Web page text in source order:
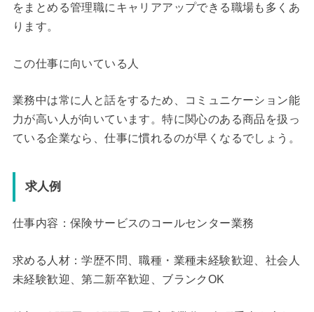
をまとめる管理職にキャリアアップできる職場も多くあ
ります。
この仕事に向いている人
業務中は常に人と話をするため、コミュニケーション能
力が高い人が向いています。特に関心のある商品を扱っ
ている企業なら、仕事に慣れるのが早くなるでしょう。
求人例
仕事内容：保険サービスのコールセンター業務
求める人材：学歴不問、職種・業種未経験歓迎、社会人
未経験歓迎、第二新卒歓迎、ブランクOK